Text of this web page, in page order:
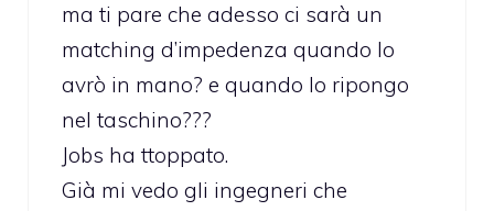
ma ti pare che adesso ci sarà un
matching d’impedenza quando lo
avrò in mano? e quando lo ripongo
nel taschino???
Jobs ha ttoppato.
Già mi vedo gli ingegneri che